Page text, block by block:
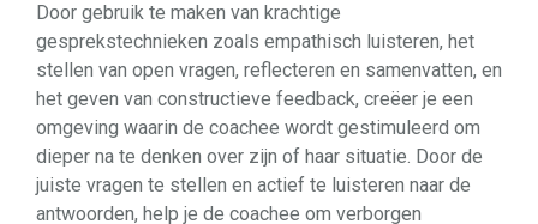
Door gebruik te maken van krachtige
gesprekstechnieken zoals empathisch luisteren, het
stellen van open vragen, reflecteren en samenvatten, en
het geven van constructieve feedback, creëer je een
omgeving waarin de coachee wordt gestimuleerd om
dieper na te denken over zijn of haar situatie. Door de
juiste vragen te stellen en actief te luisteren naar de
antwoorden, help je de coachee om verborgen